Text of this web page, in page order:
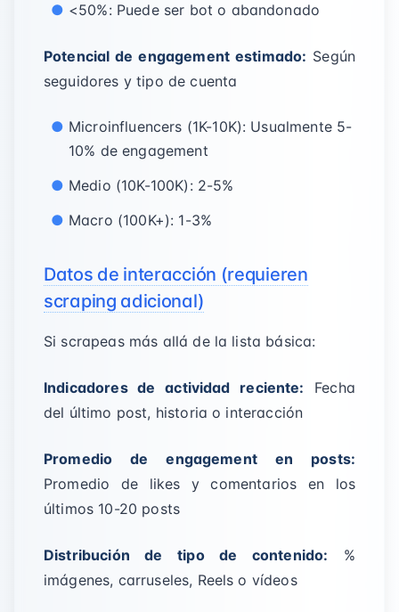
<50%: Puede ser bot o abandonado
Potencial de engagement estimado: Según
seguidores y tipo de cuenta
Microinfluencers (1K-10K): Usualmente 5-
10% de engagement
Medio (10K-100K): 2-5%
Macro (100K+): 1-3%
Datos de interacción (requieren
scraping adicional)
Si scrapeas más allá de la lista básica:
Indicadores de actividad reciente: Fecha
del último post, historia o interacción
Promedio de engagement en posts:
Promedio de likes y comentarios en los
últimos 10-20 posts
Distribución de tipo de contenido: %
imágenes, carruseles, Reels o vídeos